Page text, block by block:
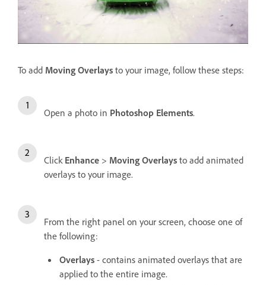
To add Moving Overlays to your image, follow these steps:
Open a photo in Photoshop Elements.
Click Enhance > Moving Overlays to add animated
overlays to your image.
From the right panel on your screen, choose one of
the following:
Overlays - contains animated overlays that are
applied to the entire image.